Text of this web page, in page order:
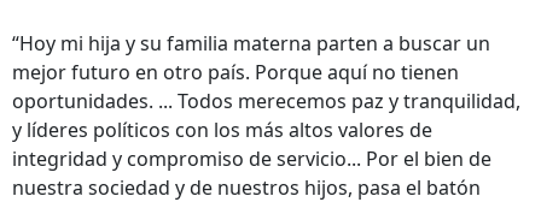
“Hoy mi hija y su familia materna parten a buscar un
mejor futuro en otro país. Porque aquí no tienen
oportunidades. ... Todos merecemos paz y tranquilidad,
y líderes políticos con los más altos valores de
integridad y compromiso de servicio... Por el bien de
nuestra sociedad y de nuestros hijos, pasa el batón